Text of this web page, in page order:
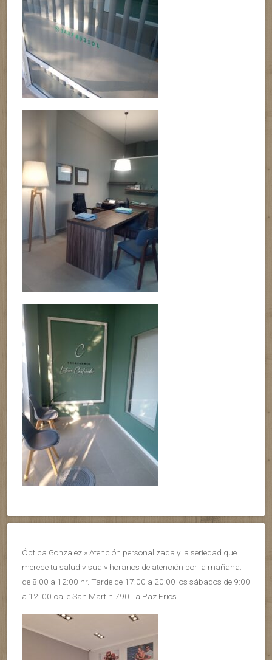
Óptica Gonzalez » Atención personalizada y la seriedad que
merece tu salud visual» horarios de atención por la mañana:
de 8:00 a 12:00 hr. Tarde de 17:00 a 20:00 los sábados de 9:00
a 12: 00 calle San Martin 790 La Paz Erios.